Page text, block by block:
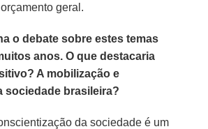
geral.
o debate sobre estes temas
anos. O que destacaria
A mobilização e
sociedade brasileira?
da sociedade é um